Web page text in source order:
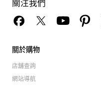
關注我們
關於購物
店舖查詢
網站導航